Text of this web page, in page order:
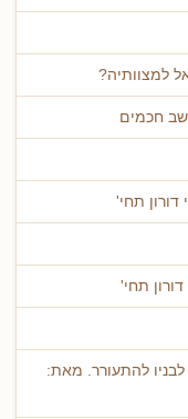
למצוותיה?
חכמים
תחי'
תחי'
להתעורר. מאת: